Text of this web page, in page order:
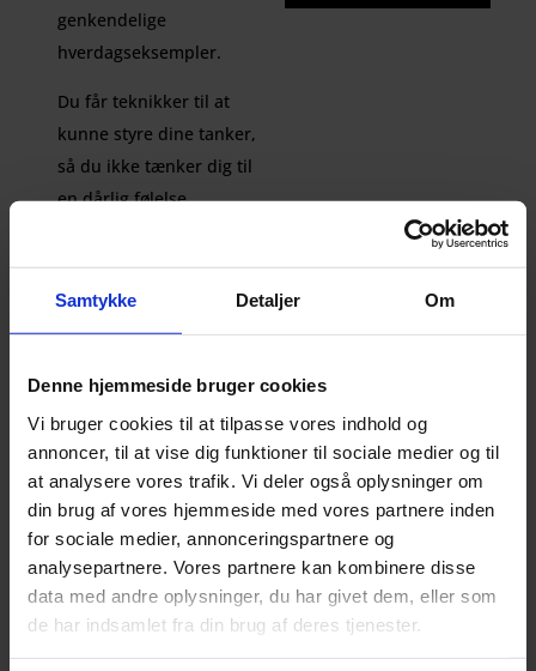
Samtykke Detaljer Om
Denne hjemmeside bruger cookies
Vi bruger cookies til at tilpasse vores indhold og
annoncer, til at vise dig funktioner til sociale medier og til
at analysere vores trafik. Vi deler også oplysninger om
din brug af vores hjemmeside med vores partnere inden
for sociale medier, annonceringspartnere og
analysepartnere. Vores partnere kan kombinere disse
data med andre oplysninger, du har givet dem, eller som
de har indsamlet fra din brug af deres tjenester.
genkendelige
hverdagseksempler.
Du får teknikker til at
kunne styre dine tanker,
så du ikke tænker dig til
en dårlig følelse.
af alle, har en
revolutionerende effekt
og kan modvirke stress,
andre invaliderende
tilstande.
LÆS MERE HER